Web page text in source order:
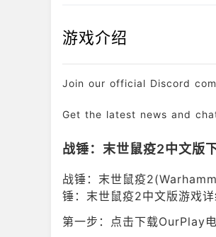
游戏介绍
Join our official Discord
Get the latest news and
关于游戏
《鼠疫》回来了——比之前所有
游戏将背景设定在饱受战乱纷
战锤：末世鼠疫2中文版
战锤：末世鼠疫
锤：末世鼠疫2中文版游戏详
第一步：点击下载OurPlay